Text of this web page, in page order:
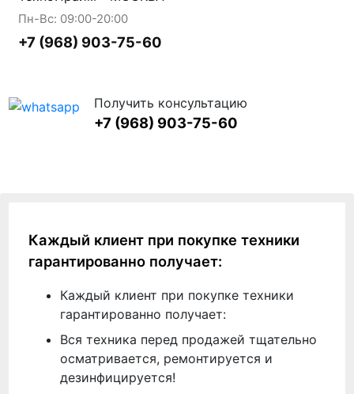
Пн-Вс: 09:00-20:00
+7 (968) 903-75-60
Получить консультацию
+7 (968) 903-75-60
Каждый клиент при покупке техники
гарантированно получает:
Каждый клиент при покупке техники
гарантированно получает:
Вся техника перед продажей тщательно
осматривается, ремонтируется и
дезинфицируется!